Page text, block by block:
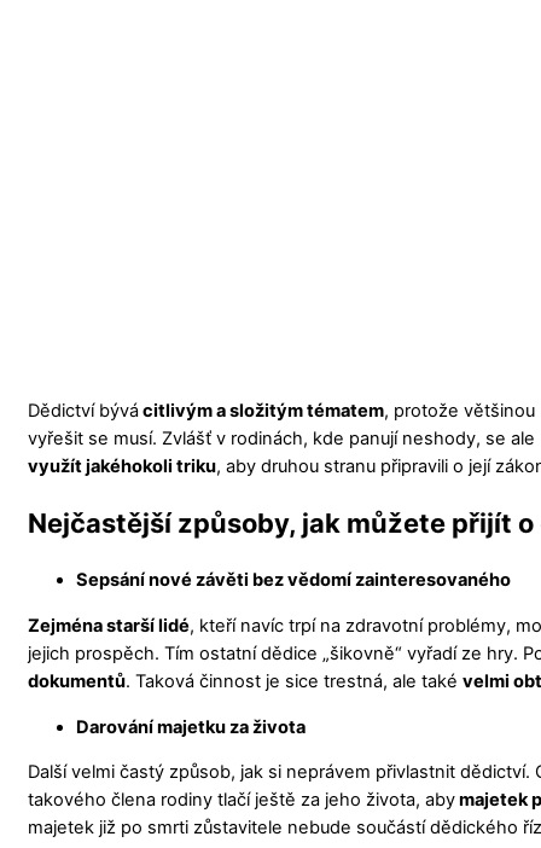
Dědictví bývácitlivým a složitým tématem, protože
vyřešit se musí. Zvlášť v rodinách, kde panují neshody, se
využít jakéhokoli triku, aby druhou stranu připravili o její
Nejčastější způsoby, jak můžete přijít
Sepsání nové závěti bez vědomí zainteresovaného
Zejména starší lidé, kteří navíc trpí na zdravotní problémy,
jejich prospěch. Tím ostatní dědice „šikovně“ vyřadí ze hry.
dokumentů. Taková činnost je sice trestná, ale také velmi
Darování majetku za života
Další velmi častý způsob, jak si neprávem přivlastnit dědictví.
takového člena rodiny tlačí ještě za jeho života, abymajetek
majetek již po smrti zůstavitele nebude součástí dědického